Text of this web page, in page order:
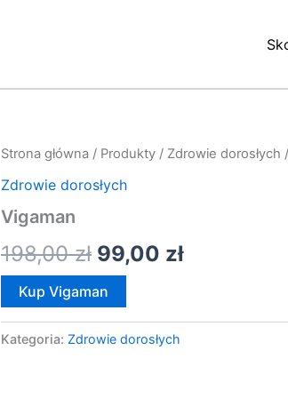
Strona główna / Produkty / Zdrowie dorosłych
Zdrowie dorosłych
Vigaman
198,00zł
Pierwotna
cena
198,00 zł.
99,00 zł
Aktualna
Kup Vigaman
Kategoria: Zdrowie dorosłych